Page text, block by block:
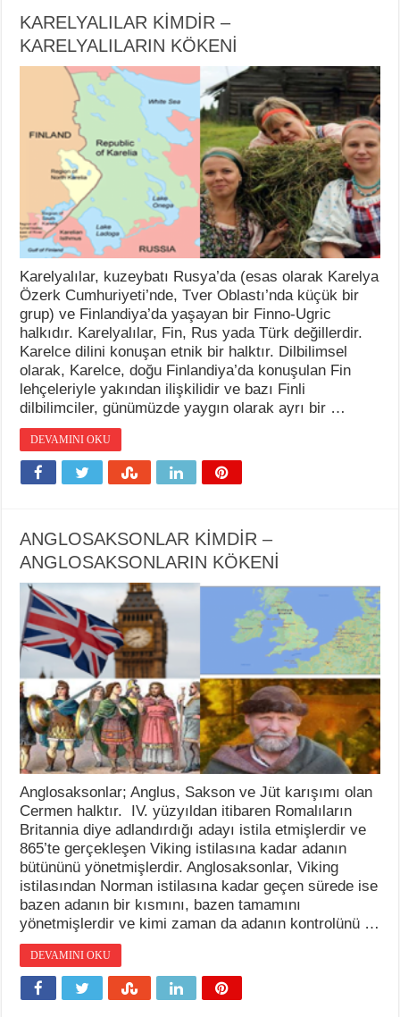
KARELYALILAR KİMDİR –
KARELYALILARIN KÖKENİ
Karelyalılar, kuzeybatı Rusya’da (esas olarak Karelya
Özerk Cumhuriyeti’nde, Tver Oblastı’nda küçük bir
grup) ve Finlandiya’da yaşayan bir Finno-Ugric
halkıdır. Karelyalılar, Fin, Rus yada Türk değillerdir.
Karelce dilini konuşan etnik bir halktır. Dilbilimsel
olarak, Karelce, doğu Finlandiya’da konuşulan Fin
lehçeleriyle yakından ilişkilidir ve bazı Finli
dilbilimciler, günümüzde yaygın olarak ayrı bir …
DEVAMINI OKU
ANGLOSAKSONLAR KİMDİR –
ANGLOSAKSONLARIN KÖKENİ
Anglosaksonlar; Anglus, Sakson ve Jüt karışımı olan
Cermen halktır. IV. yüzyıldan itibaren Romalıların
Britannia diye adlandırdığı adayı istila etmişlerdir ve
865’te gerçekleşen Viking istilasına kadar adanın
bütününü yönetmişlerdir. Anglosaksonlar, Viking
istilasından Norman istilasına kadar geçen sürede ise
bazen adanın bir kısmını, bazen tamamını
yönetmişlerdir ve kimi zaman da adanın kontrolünü …
DEVAMINI OKU